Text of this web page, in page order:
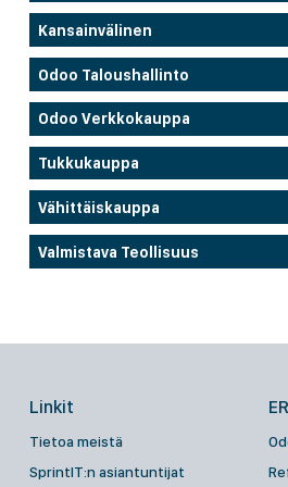
Kansainvälinen
Odoo Taloushallinto
Odoo Verkkokauppa
Tukkukauppa
Vähittäiskauppa
Valmistava Teollisuus
Linkit
Tietoa meistä
SprintIT:n asiantuntijat